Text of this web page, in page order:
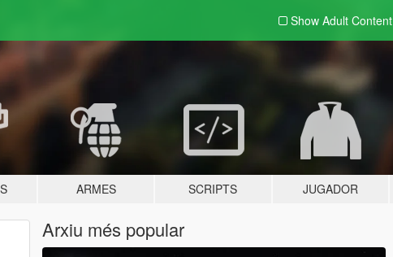
Show Adult Content
ARMES SCRIPTS JUGADOR
Arxiu més popular